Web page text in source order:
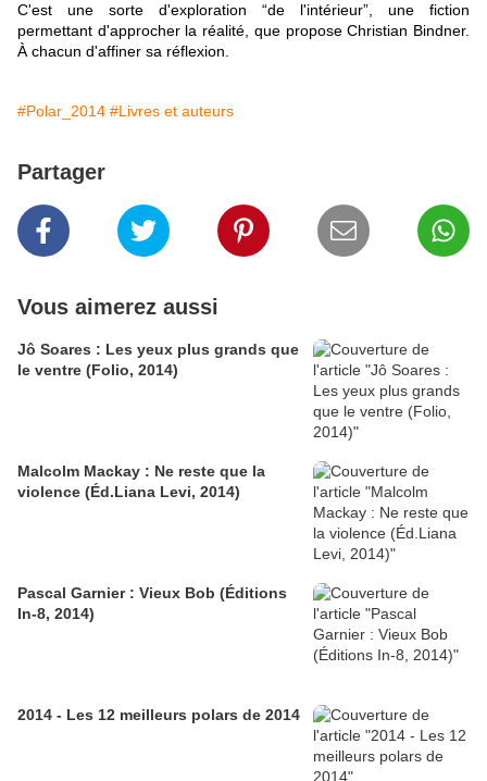
C'est une sorte d'exploration “de l'intérieur”, une fiction
permettant d'approcher la réalité, que propose Christian Bindner.
À chacun d'affiner sa réflexion.
#Polar_2014 #Livres et auteurs
Partager
Vous aimerez aussi
Jô Soares : Les yeux plus grands que
le ventre (Folio, 2014)
Malcolm Mackay : Ne reste que la
violence (Éd.Liana Levi, 2014)
Pascal Garnier : Vieux Bob (Éditions
In-8, 2014)
2014 - Les 12 meilleurs polars de 2014